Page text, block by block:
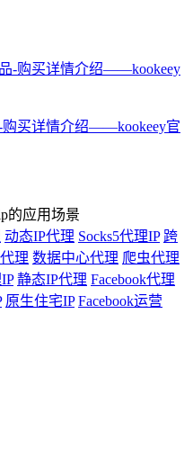
购买详情介绍——kookeey官
动态IP代理 Socks5代理IP 跨
理 数据中心代理 爬虫代理
静态IP代理 Facebook代理
原生住宅IP Facebook运营